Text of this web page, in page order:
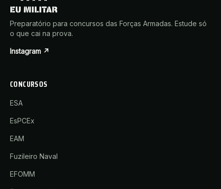
Preparatório para concursos das Forças Armadas. Estude só
o que cai na prova.
Instagram ↗
CONCURSOS
ESA
EsPCEx
EAM
Fuzileiro Naval
EFOMM